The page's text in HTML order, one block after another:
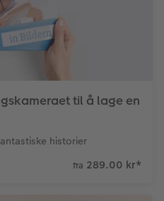
til å lage en
historier
fra 289.00 kr*